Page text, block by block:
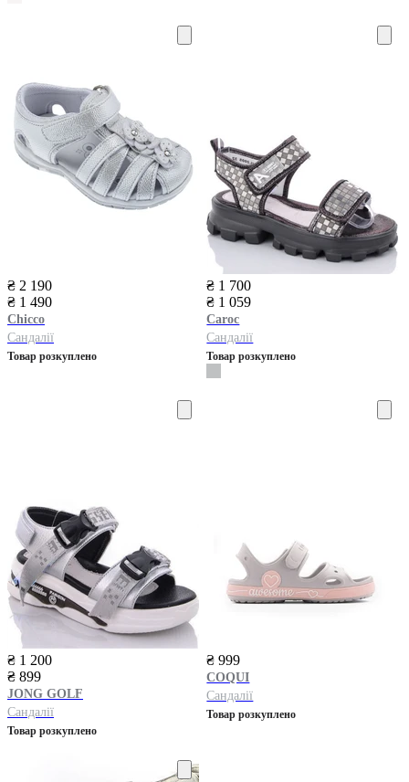
₴ 2 190
₴ 1 490
Chicco
Сандалії
Товар розкуплено
₴ 1 700
₴ 1 059
Caroc
Сандалії
Товар розкуплено
₴ 1 200
₴ 899
JONG GOLF
Сандалії
Товар розкуплено
₴ 999
COQUI
Сандалії
Товар розкуплено